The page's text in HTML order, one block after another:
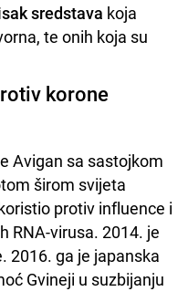
sredstava koja
te onih koja su
korone
Avigan sa sastojkom
širom svijeta
protiv influence i
RNA-virusa. 2014. je
2016. ga je japanska
Gvineji u suzbijanju